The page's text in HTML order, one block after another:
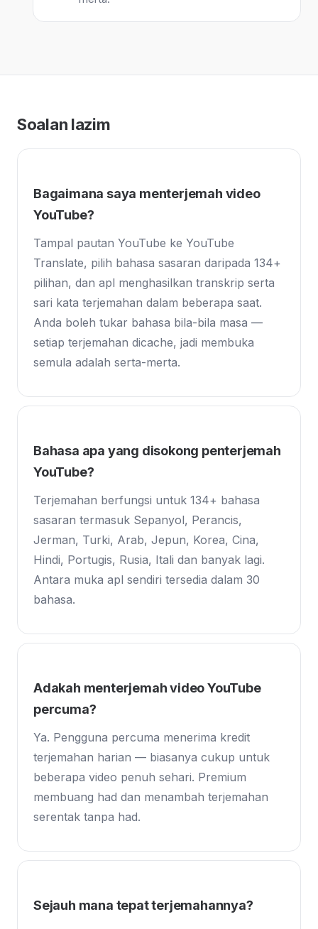
Soalan lazim
Bagaimana saya menterjemah video
YouTube?
Tampal pautan YouTube ke YouTube
Translate, pilih bahasa sasaran daripada 134+
pilihan, dan apl menghasilkan transkrip serta
sari kata terjemahan dalam beberapa saat.
Anda boleh tukar bahasa bila-bila masa —
setiap terjemahan dicache, jadi membuka
semula adalah serta-merta.
Bahasa apa yang disokong penterjemah
YouTube?
Terjemahan berfungsi untuk 134+ bahasa
sasaran termasuk Sepanyol, Perancis,
Jerman, Turki, Arab, Jepun, Korea, Cina,
Hindi, Portugis, Rusia, Itali dan banyak lagi.
Antara muka apl sendiri tersedia dalam 30
bahasa.
Adakah menterjemah video YouTube
percuma?
Ya. Pengguna percuma menerima kredit
terjemahan harian — biasanya cukup untuk
beberapa video penuh sehari. Premium
membuang had dan menambah terjemahan
serentak tanpa had.
Sejauh mana tepat terjemahannya?